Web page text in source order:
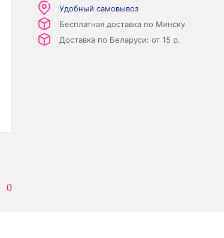
Удобный самовывоз
Бесплатная доставка по Минску
Доставка по Беларуси: от 15 р.
0